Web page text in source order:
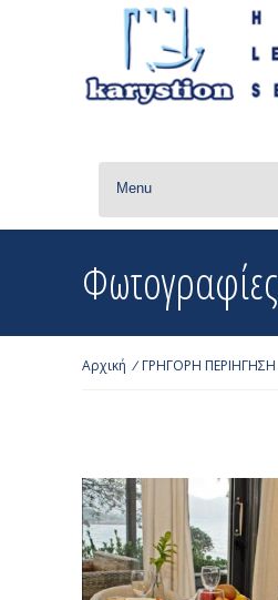
Menu
Φωτογραφίες
Αρχική /ΓΡΗΓΟΡΗ ΠΕΡΙΗΓΗΣΗ